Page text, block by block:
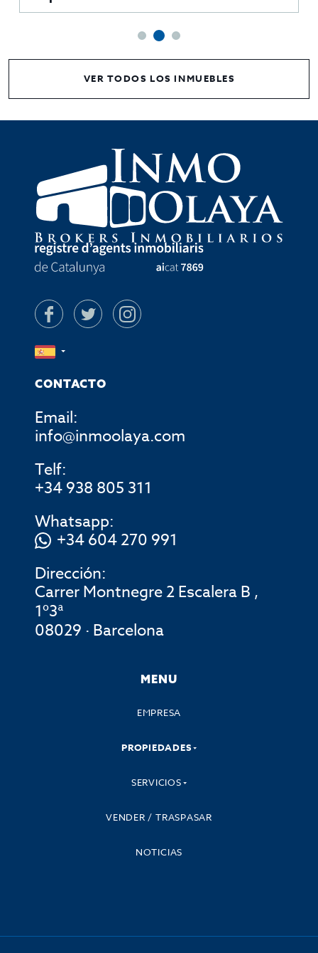
VER TODOS LOS INMUEBLES
CONTACTO
Email:
info@inmoolaya.com
Telf:
+34 938 805 311
Whatsapp:
+34 604 270 991
Dirección:
Carrer Montnegre 2 Escalera B ,
1º3ª
08029 · Barcelona
MENU
EMPRESA
PROPIEDADES
SERVICIOS
VENDER / TRASPASAR
NOTICIAS